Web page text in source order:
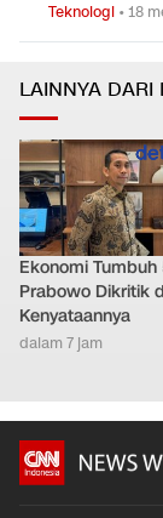
Teknologi •18
LAINNYA DARI
Ekonomi Tumbuh
Prabowo Dikritik
Kenyataannya
dalam 7 jam